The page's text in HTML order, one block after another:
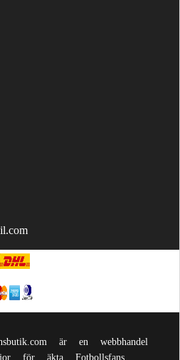
är en webbhandel
för äkta Fotbollsfans.